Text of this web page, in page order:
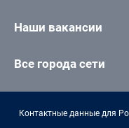
Наши вакансии
Все города сети
Контактные данные для